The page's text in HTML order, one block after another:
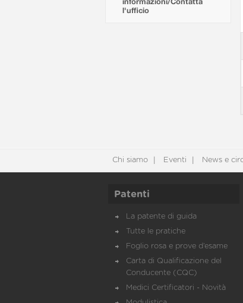
l'ufficio
Chi siamo Eventi News e
Patenti
La patente di guida
Tutte le pratiche
Foglio rosa e prove d’esame
Carta di Qualificazione del
Conducente (CQC)
Medici Certificatori - Novità